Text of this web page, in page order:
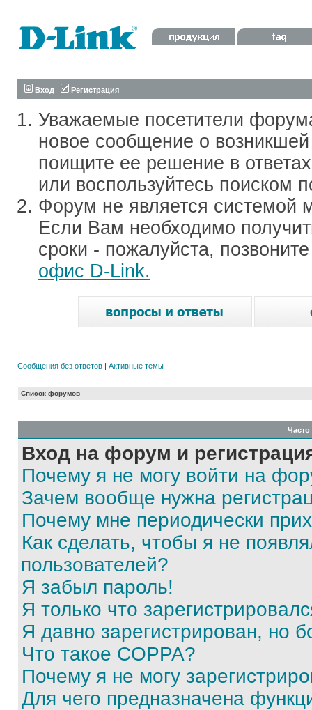
Вход Регистрация
Уважаемые посетители
новое сообщение о
поищите ее решение в
или воспользуйтесь поиском
Форум не является системой
Если Вам необходимо
сроки - пожалуйста,
офис D-Link.
Сообщения без ответов | Активные темы
Список форумов
Вход на форум и
Почему я не могу войти на
Зачем вообще нужна
Почему мне периодически
Как сделать, чтобы я не
пользователей?
Я забыл пароль!
Я только что
Я давно зарегистрирован, но
Что такое COPPA?
Почему я не могу
Для чего предназначена